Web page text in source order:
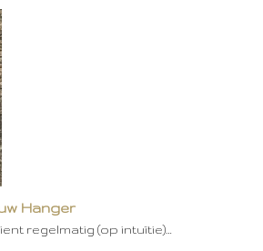
Hanger
regelmatig (op intuïtie)…